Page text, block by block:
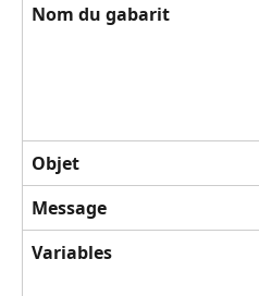
Nom du gabarit
Objet
Message
Variables